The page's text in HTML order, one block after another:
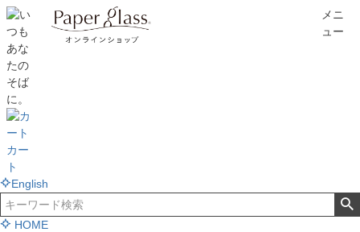
メニ
ュー
カー
ト
English
HOME